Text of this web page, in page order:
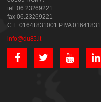
tel. 06.23269221
fax 06.23269221
C.F. 01641831001 P.IVA
info@du85.it